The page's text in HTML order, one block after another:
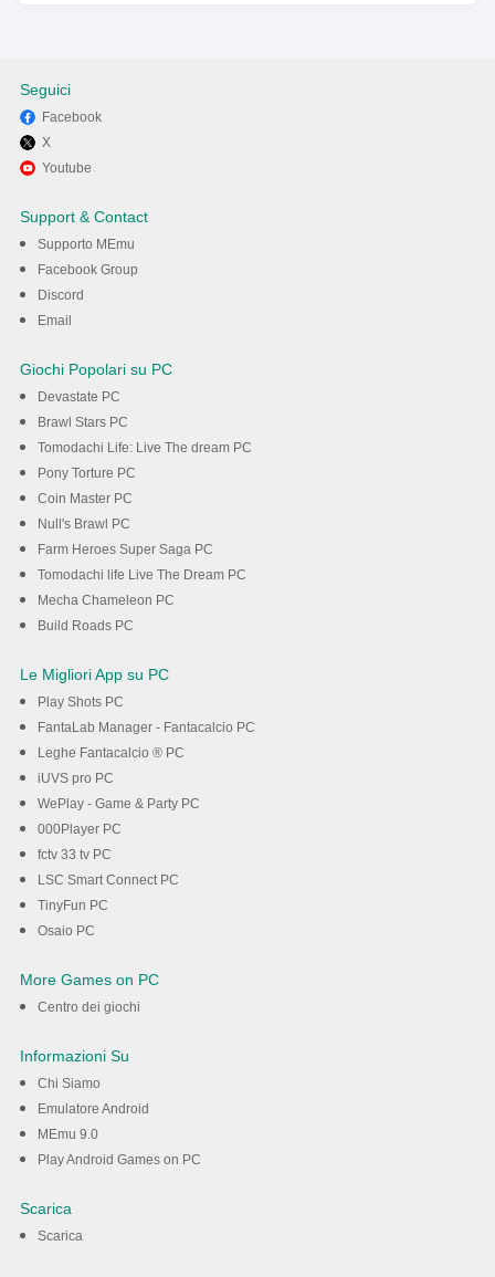
Seguici
Facebook
X
Youtube
Support & Contact
Supporto MEmu
Facebook Group
Discord
Email
Giochi Popolari su PC
Devastate PC
Brawl Stars PC
Tomodachi Life: Live The dream PC
Pony Torture PC
Coin Master PC
Null's Brawl PC
Farm Heroes Super Saga PC
Tomodachi life Live The Dream PC
Mecha Chameleon PC
Build Roads PC
Le Migliori App su PC
Play Shots PC
FantaLab Manager - Fantacalcio PC
Leghe Fantacalcio ® PC
iUVS pro PC
WePlay - Game & Party PC
000Player PC
fctv 33 tv PC
LSC Smart Connect PC
TinyFun PC
Osaio PC
More Games on PC
Centro dei giochi
Informazioni Su
Chi Siamo
Emulatore Android
MEmu 9.0
Play Android Games on PC
Scarica
Scarica